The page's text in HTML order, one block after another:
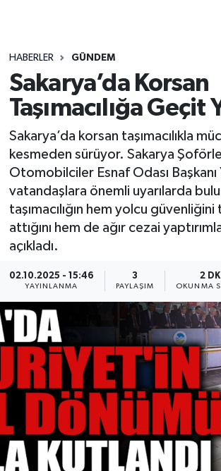
HABERLER GÜNDEM
Sakarya’da Korsan
Taşımacılığa Geçit
Sakarya’da korsan taşımacılıkla
kesmeden sürüyor. Sakarya
Otomobilciler Esnaf Odası Başkanı
vatandaşlara önemli uyarılarda
taşımacılığın hem yolcu
attığını hem de ağır cezai
açıkladı.
02.10.2025 - 15:46
YAYINLANMA
3
PAYLAŞIM
2 DK
OKUNMA